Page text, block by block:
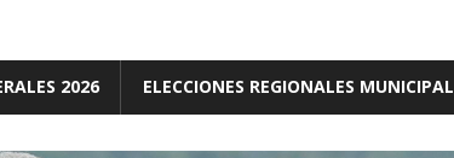
2026 ELECCIONES REGIONALES